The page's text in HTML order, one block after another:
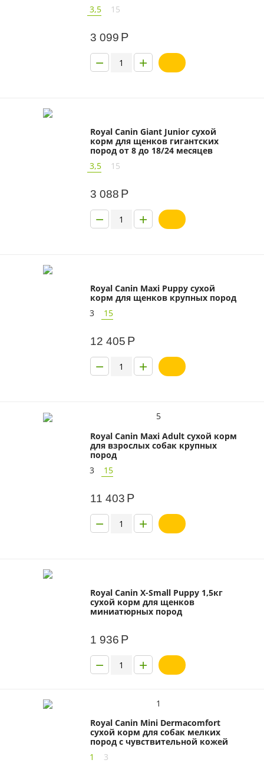
3,5
15
3 099 Р
+
−
Royal Canin Giant Junior сухой
корм для щенков гигантских
пород от 8 до 18/24 месяцев
3,5
15
3 088 Р
+
−
Royal Canin Maxi Puppy сухой
корм для щенков крупных пород
3
15
12 405 Р
+
−
5
Royal Canin Maxi Adult сухой корм
для взрослых собак крупных
пород
3
15
11 403 Р
+
−
Royal Canin X-Small Puppy 1,5кг
сухой корм для щенков
миниатюрных пород
1 936 Р
+
−
1
Royal Canin Mini Dermacomfort
сухой корм для собак мелких
пород с чувствительной кожей
1
3